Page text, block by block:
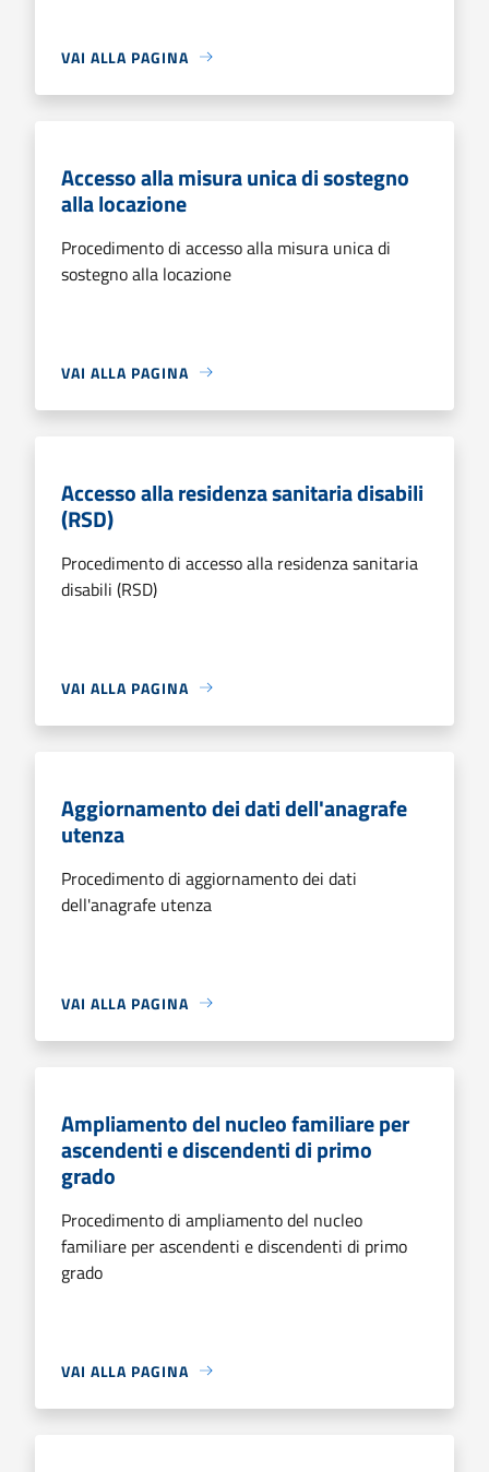
VAI ALLA PAGINA
Accesso alla misura unica di sostegno
alla locazione
Procedimento di accesso alla misura unica di
sostegno alla locazione
VAI ALLA PAGINA
Accesso alla residenza sanitaria disabili
(RSD)
Procedimento di accesso alla residenza sanitaria
disabili (RSD)
VAI ALLA PAGINA
Aggiornamento dei dati dell'anagrafe
utenza
Procedimento di aggiornamento dei dati
dell'anagrafe utenza
VAI ALLA PAGINA
Ampliamento del nucleo familiare per
ascendenti e discendenti di primo
grado
Procedimento di ampliamento del nucleo
familiare per ascendenti e discendenti di primo
grado
VAI ALLA PAGINA